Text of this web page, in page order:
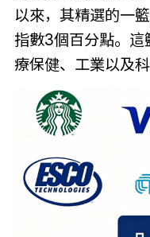
以來，其精選的一
指數3個百分點。這
療保健、工業以及